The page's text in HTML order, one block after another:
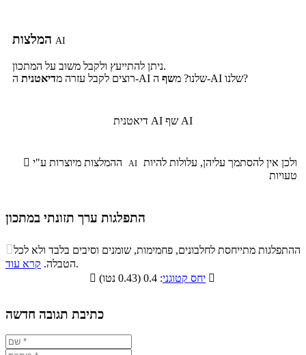
AI
ניתן להתייעץ ולקבל משוב על המתכון.
רוצים לקבל עזרה מדיאטנית ה-AI שלנו? משף ה-AI שלנו?
דיאטנית AI שף AI
 AI
טעויות
התפלגות ערך תזונתי במתכון
התפלגות ערך תזונתי במתכון
סיבים
תזונתיים
שומנים חלבונים
15.2% 52.5%
ההתפלגות מתייחסת לחלבונים, פחמימות, שומנים וסיבים בלבד ולא לכל
הטבלה. קרא עוד
.

יחס קטוגני 
כתיבת תגובה חדשה